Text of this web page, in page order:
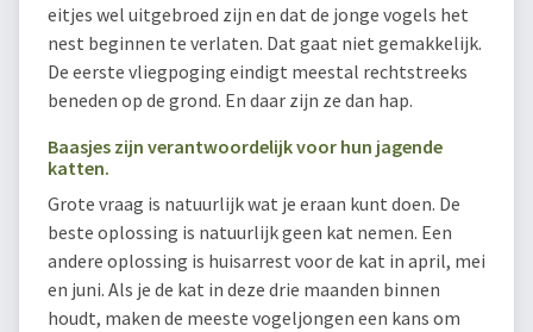
eitjes wel uitgebroed zijn en dat de jonge vogels het
nest beginnen te verlaten. Dat gaat niet gemakkelijk.
De eerste vliegpoging eindigt meestal rechtstreeks
beneden op de grond. En daar zijn ze dan hap.
Baasjes zijn verantwoordelijk voor hun jagende
katten.
Grote vraag is natuurlijk wat je eraan kunt doen. De
beste oplossing is natuurlijk geen kat nemen. Een
andere oplossing is huisarrest voor de kat in april, mei
en juni. Als je de kat in deze drie maanden binnen
houdt, maken de meeste vogeljongen een kans om